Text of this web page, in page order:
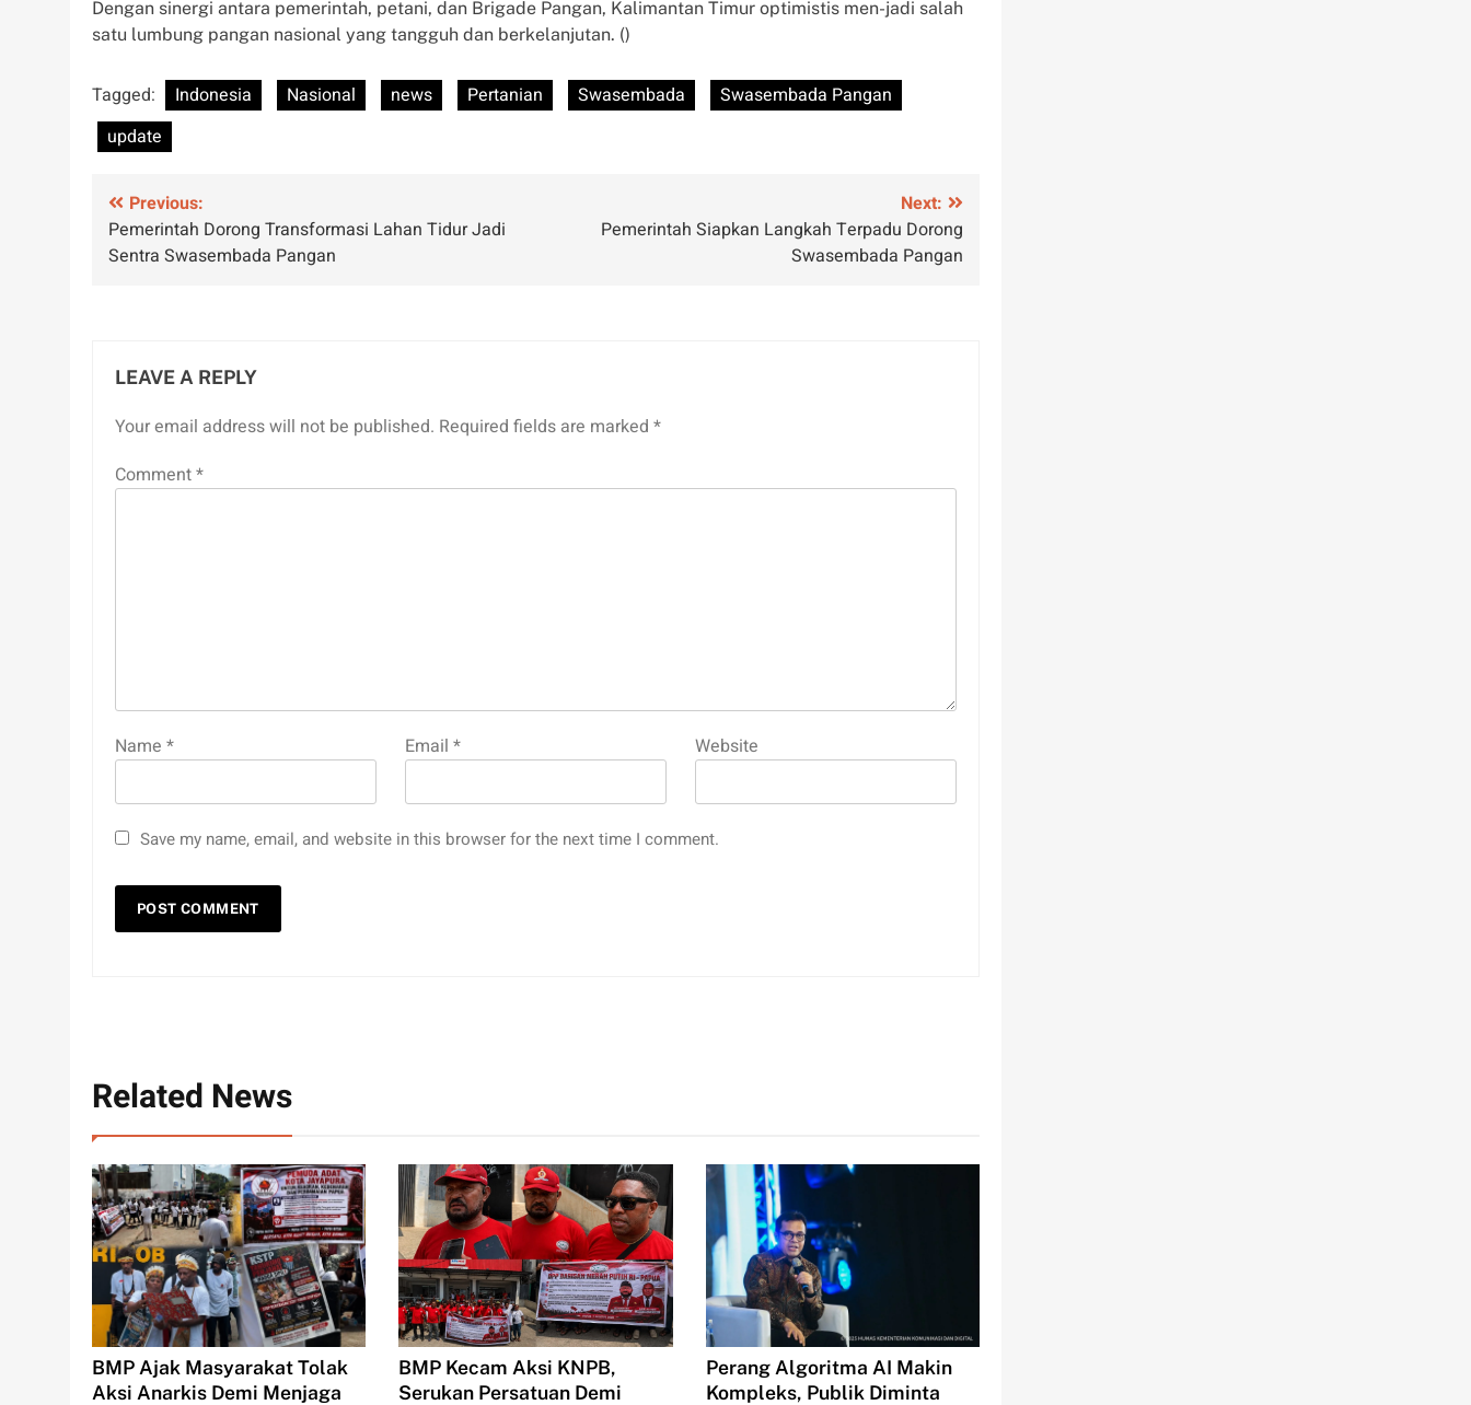
Dengan sinergi antara pemerintah, petani, dan Brigade Pangan, Kalimantan Timur optimistis men-jadi salah
satu lumbung pangan nasional yang tangguh dan berkelanjutan. ()
Tagged: Indonesia Nasional news Pertanian Swasembada
Swasembada Pangan
update
Post
navigation
Previous:
Pemerintah Dorong Transformasi Lahan Tidur Jadi
Sentra Swasembada Pangan
Next:
Pemerintah Siapkan Langkah Terpadu Dorong
Swasembada Pangan
LEAVE A REPLY
Your email address will not be published. Required fields are marked *
Comment*
Name * Email* Website
Save my name, email, and website in this browser for the next time I comment.
Related News
BMP Ajak Masyarakat Tolak
Aksi Anarkis Demi Menjaga
BMP Kecam Aksi KNPB,
Serukan Persatuan Demi
Perang Algoritma AI Makin
Kompleks, Publik Diminta